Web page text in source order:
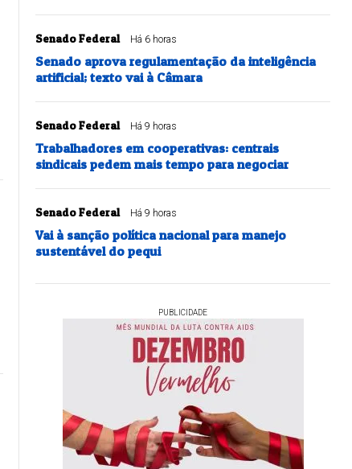
Senado Federal Há 6 horas
Senado aprova regulamentação da inteligência
artificial; texto vai à Câmara
Senado Federal Há 9 horas
Trabalhadores em cooperativas: centrais
sindicais pedem mais tempo para negociar
Senado Federal Há 9 horas
Vai à sanção política nacional para manejo
sustentável do pequi
PUBLICIDADE